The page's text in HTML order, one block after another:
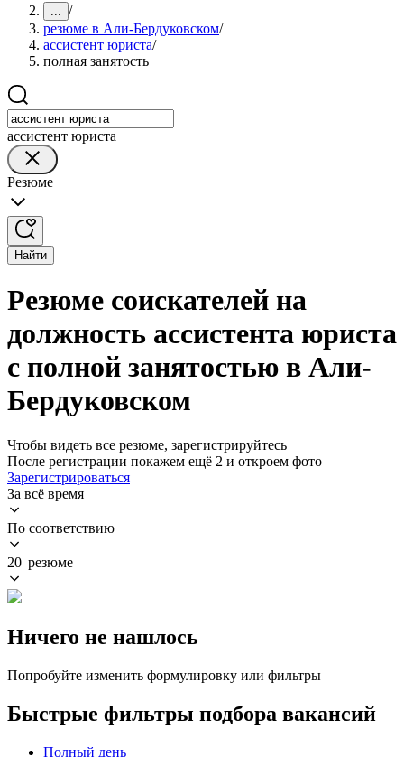
... /
резюме в Али-Бердуковском/
ассистент юриста/
полная занятость
ассистент юриста
Резюме
Найти
Резюме соискателей на
должность ассистента юриста
с полной занятостью в Али-
Бердуковском
Чтобы видеть все резюме, зарегистрируйтесь
После регистрации покажем ещё 2 и откроем фото
Зарегистрироваться
За всё время
По соответствию
20 резюме
Ничего не нашлось
Попробуйте изменить формулировку или фильтры
Быстрые фильтры подбора вакансий
Полный день